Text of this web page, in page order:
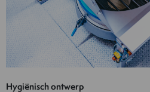
Hygiënisch ontwerp